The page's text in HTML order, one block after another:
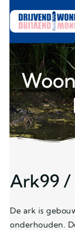
Ark99 /
De ark is
onderhouden.